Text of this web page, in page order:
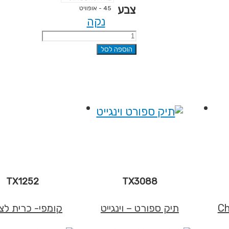
צבע 45 - אופוויט
נקה
כמות
של
-
הוספה לסל
TX3088
תיק ספורט – וינגייט
TX1252
קומפי- כרית